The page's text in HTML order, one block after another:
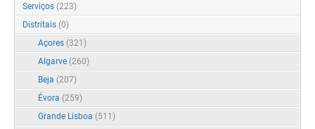
Serviços (223)
Distritais (0)
Açores (321)
Algarve (260)
Beja (207)
Évora (259)
Grande Lisboa (511)